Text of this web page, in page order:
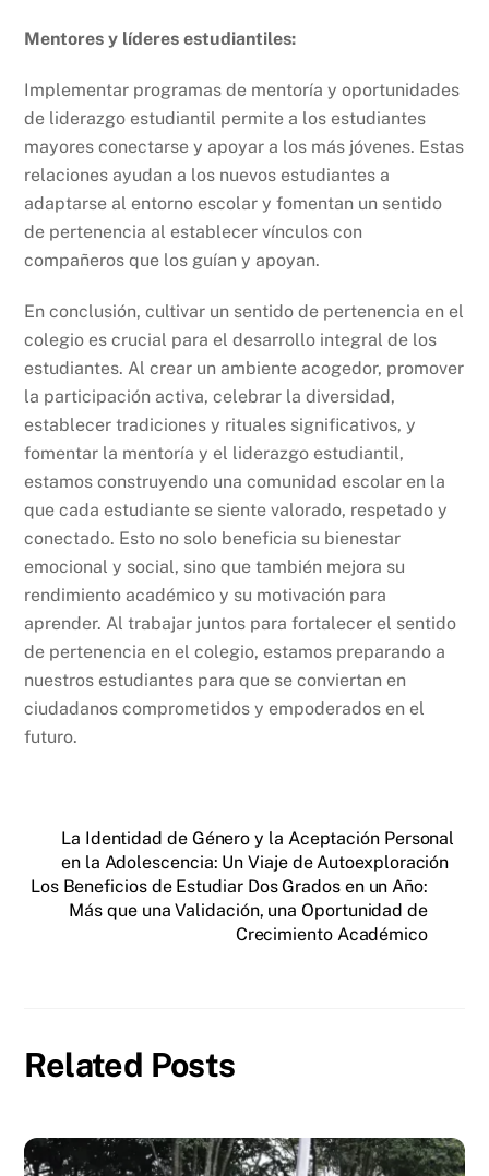
Mentores y líderes estudiantiles:
Implementar programas de mentoría y oportunidades
de liderazgo estudiantil permite a los estudiantes
mayores conectarse y apoyar a los más jóvenes. Estas
relaciones ayudan a los nuevos estudiantes a
adaptarse al entorno escolar y fomentan un sentido
de pertenencia al establecer vínculos con
compañeros que los guían y apoyan.
En conclusión, cultivar un sentido de pertenencia en el
colegio es crucial para el desarrollo integral de los
estudiantes. Al crear un ambiente acogedor, promover
la participación activa, celebrar la diversidad,
establecer tradiciones y rituales significativos, y
fomentar la mentoría y el liderazgo estudiantil,
estamos construyendo una comunidad escolar en la
que cada estudiante se siente valorado, respetado y
conectado. Esto no solo beneficia su bienestar
emocional y social, sino que también mejora su
rendimiento académico y su motivación para
aprender. Al trabajar juntos para fortalecer el sentido
de pertenencia en el colegio, estamos preparando a
nuestros estudiantes para que se conviertan en
ciudadanos comprometidos y empoderados en el
futuro.
La Identidad de Género y la Aceptación Personal
en la Adolescencia: Un Viaje de Autoexploración
Los Beneficios de Estudiar Dos Grados en un Año:
Más que una Validación, una Oportunidad de
Crecimiento Académico
Related Posts